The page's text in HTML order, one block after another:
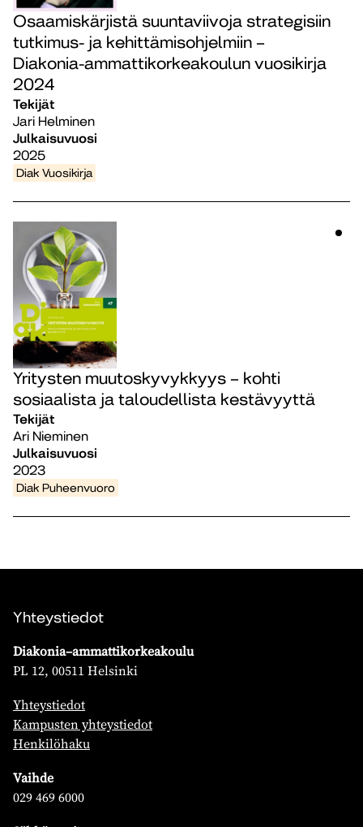
Osaamiskärjistä suuntaviivoja strategisiin
tutkimus- ja kehittämisohjelmiin –
Diakonia-ammattikorkeakoulun vuosikirja
2024
Tekijät
Jari Helminen
Julkaisuvuosi
2025
Diak Vuosikirja
Yritysten muutoskyvykkyys – kohti
sosiaalista ja taloudellista kestävyyttä
Tekijät
Ari Nieminen
Julkaisuvuosi
2023
Diak Puheenvuoro
Yhteystiedot
Diakonia–ammattikorkeakoulu
PL 12, 00511 Helsinki
Yhteystiedot
Kampusten yhteystiedot
Henkilöhaku
Vaihde
029 469 6000